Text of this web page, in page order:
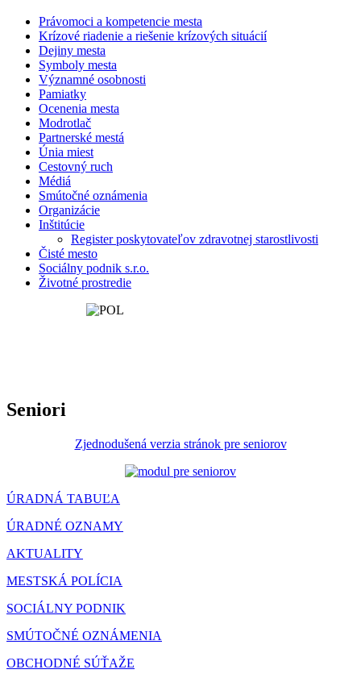
Právomoci a kompetencie mesta
Krízové riadenie a riešenie krízových situácií
Dejiny mesta
Symboly mesta
Významné osobnosti
Pamiatky
Ocenenia mesta
Modrotlač
Partnerské mestá
Únia miest
Cestovný ruch
Médiá
Smútočné oznámenia
Organizácie
Inštitúcie
Register poskytovateľov zdravotnej starostlivosti
Čisté mesto
Sociálny podnik s.r.o.
Životné prostredie
Seniori
Zjednodušená verzia stránok pre seniorov
ÚRADNÁ TABUĽA
ÚRADNÉ OZNAMY
AKTUALITY
MESTSKÁ POLÍCIA
SOCIÁLNY PODNIK
SMÚTOČNÉ OZNÁMENIA
OBCHODNÉ SÚŤAŽE